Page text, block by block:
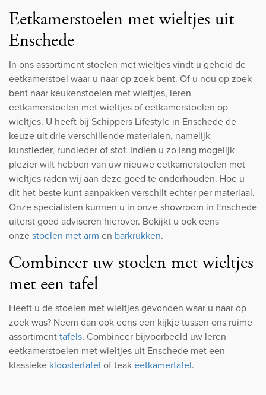
Eetkamerstoelen met wieltjes uit
Enschede
In ons assortiment stoelen met wieltjes vindt u geheid de
eetkamerstoel waar u naar op zoek bent. Of u nou op zoek
bent naar keukenstoelen met wieltjes, leren
eetkamerstoelen met wieltjes of eetkamerstoelen op
wieltjes. U heeft bij Schippers Lifestyle in Enschede de
keuze uit drie verschillende materialen, namelijk
kunstleder, rundleder of stof. Indien u zo lang mogelijk
plezier wilt hebben van uw nieuwe eetkamerstoelen met
wieltjes raden wij aan deze goed te onderhouden. Hoe u
dit het beste kunt aanpakken verschilt echter per materiaal.
Onze specialisten kunnen u in onze showroom in Enschede
uiterst goed adviseren hierover. Bekijkt u ook eens
onzestoelen met arm en barkrukken.
Combineer uw stoelen met wieltjes
met een tafel
Heeft u de stoelen met wieltjes gevonden waar u naar op
zoek was? Neem dan ook eens een kijkje tussen ons ruime
assortimenttafels. Combineer bijvoorbeeld uw leren
eetkamerstoelen met wieltjes uit Enschede met een
klassieke kloostertafel of teakeetkamertafel.